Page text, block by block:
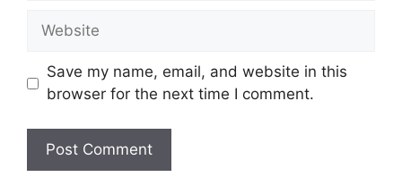
Website
Save my name, email, and website in this
browser for the next time I comment.